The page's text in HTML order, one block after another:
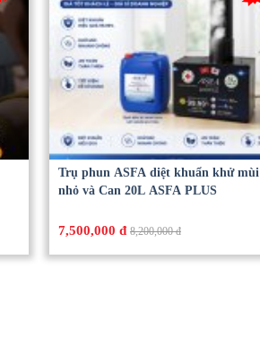
Trụ phun ASFA diệt khuẩn khử mùi
nhỏ và Can 20L ASFA PLUS
7,500,000 đ 8,200,000 đ